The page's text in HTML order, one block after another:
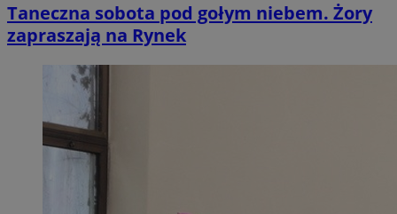
Taneczna sobota pod gołym niebem. Żory
zapraszają na Rynek